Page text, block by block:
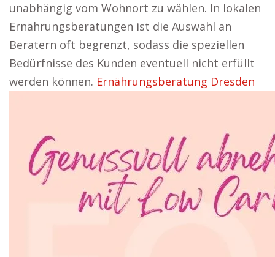
unabhängig vom Wohnort zu wählen. In lokalen
Ernährungsberatungen ist die Auswahl an
Beratern oft begrenzt, sodass die speziellen
Bedürfnisse des Kunden eventuell nicht erfüllt
werden können. Ernährungsberatung Dresden